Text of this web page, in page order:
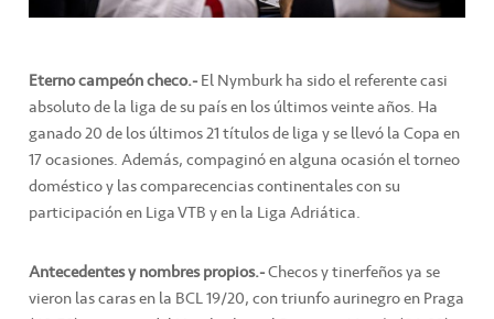
Eterno campeón checo.-El Nymburk ha sido el referente casi
absoluto de la liga de su país en los últimos veinte años. Ha
ganado 20 de los últimos 21 títulos de liga y se llevó la Copa en
17 ocasiones. Además, compaginó en alguna ocasión el torneo
doméstico y las comparecencias continentales con su
participación en Liga VTB y en la Liga Adriática.
Antecedentes y nombres propios.-Checos y tinerfeños ya se
vieron las caras en la BCL 19/20, con triunfo aurinegro en Praga